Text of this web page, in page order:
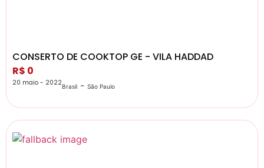
CONSERTO DE COOKTOP GE - VILA HADDAD
R$ 0
20 maio - 2022Brasil - São Paulo